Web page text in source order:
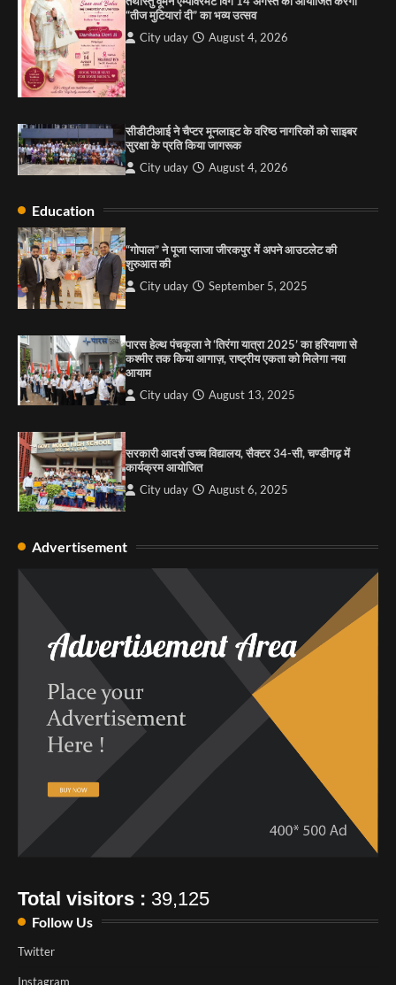
3
सरकारी आदर्श उच्च विद्यालय, सैक्टर 34-सी, चण्डीगढ़ में
कार्यक्रम आयोजित
4
राहुल गाँधी ने खाई है वैश्विक मंच पर भारत को कमजोर करने
की कसम: देवशाली
City uday August 6, 2025
“तीज मुटियारां दी” का भव्य उत्सव
City uday August 4, 2026
सीडीटीआई ने चैप्टर मूनलाइट के वरिष्ठ नागरिकों को साइबर
सुरक्षा के प्रति किया जागरूक
City uday August 4, 2026
Education
“गोपाल” ने पूजा प्लाजा जीरकपुर में अपने आउटलेट की
शुरुआत की
City uday September 5, 2025
पारस हेल्थ पंचकूला ने ‘तिरंगा यात्रा 2025’ का हरियाणा से
कश्मीर तक किया आगाज़, राष्ट्रीय एकता को मिलेगा नया
आयाम
City uday August 13, 2025
सरकारी आदर्श उच्च विद्यालय, सैक्टर 34-सी, चण्डीगढ़ में
कार्यक्रम आयोजित
City uday August 6, 2025
Advertisement
Total visitors : 39,125
Follow Us
Twitter
Instagram